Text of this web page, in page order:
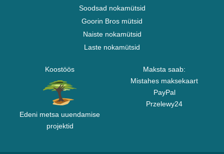
Soodsad nokamütsid
Goorin Bros mütsid
Naiste nokamütsid
Laste nokamütsid
Koostöös
Edeni metsa uuendamise
projektid
Maksta saab:
Mistahes maksekaart
PayPal
Przelewy24